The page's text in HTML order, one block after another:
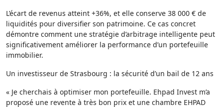
L’écart de revenus atteint +36%, et elle conserve 38 000 € de
liquidités pour diversifier son patrimoine. Ce cas concret
démontre comment une stratégie d’arbitrage intelligente peut
significativement améliorer la performance d’un portefeuille
immobilier.
Un investisseur de Strasbourg : la sécurité d’un bail de 12 ans
« Je cherchais à optimiser mon portefeuille. Ehpad Invest m’a
proposé une revente à très bon prix et une chambre EHPAD